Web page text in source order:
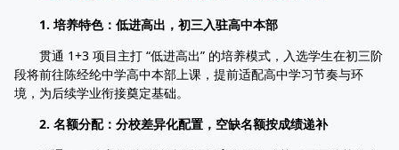
1. 培养特色：低进高出，初三入驻高中本部
贯通 1+3 项目主打 “低进高出” 的培养模式，入选学生在初三阶
段将前往陈经纶中学高中本部上课，提前适配高中学习节奏与环
境，为后续学业衔接奠定基础。
2. 名额分配：分校差异化配置，空缺名额按成绩递补